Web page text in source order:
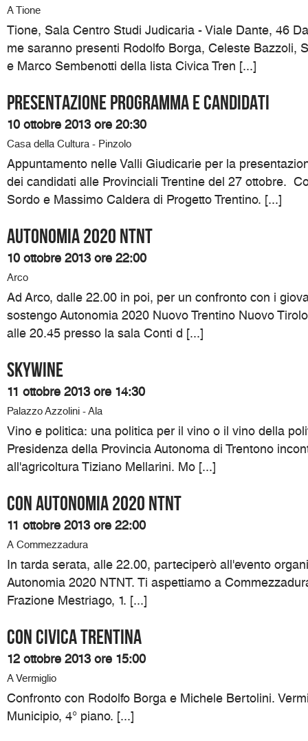
A Tione
Tione, Sala Centro Studi Judicaria - Viale Dante, 46
me saranno presenti Rodolfo Borga, Celeste Bazzoli,
e Marco Sembenotti della lista Civica Tren [...]
Presentazione programma e candidati
10 ottobre 2013 ore 20:30
Casa della Cultura - Pinzolo
Appuntamento nelle Valli Giudicarie per la
dei candidati alle Provinciali Trentine del 27 ottobre.
Sordo e Massimo Caldera di Progetto Trentino. [...]
Autonomia 2020 NTNT
10 ottobre 2013 ore 22:00
Arco
Ad Arco, dalle 22.00 in poi, per un confronto con i
sostengo Autonomia 2020 Nuovo Trentino Nuovo
alle 20.45 presso la sala Conti d [...]
SKYWINE
11 ottobre 2013 ore 14:30
Palazzo Azzolini - Ala
Vino e politica: una politica per il vino o il vino della
Presidenza della Provincia Autonoma di Trentono
all'agricoltura Tiziano Mellarini. Mo [...]
Con Autonomia 2020 NTNT
11 ottobre 2013 ore 22:00
A Commezzadura
In tarda serata, alle 22.00, parteciperò all'evento
Autonomia 2020 NTNT. Ti aspettiamo a
Frazione Mestriago, 1. [...]
Con Civica Trentina
12 ottobre 2013 ore 15:00
A Vermiglio
Confronto con Rodolfo Borga e Michele Bertolini.
Municipio, 4° piano. [...]